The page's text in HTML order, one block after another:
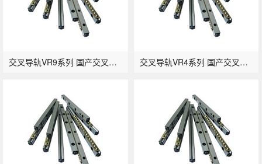
交叉导轨VR9系列 国产交叉轨道滚柱导轨 交叉导轨VR4系列 国产交叉滚子轨道